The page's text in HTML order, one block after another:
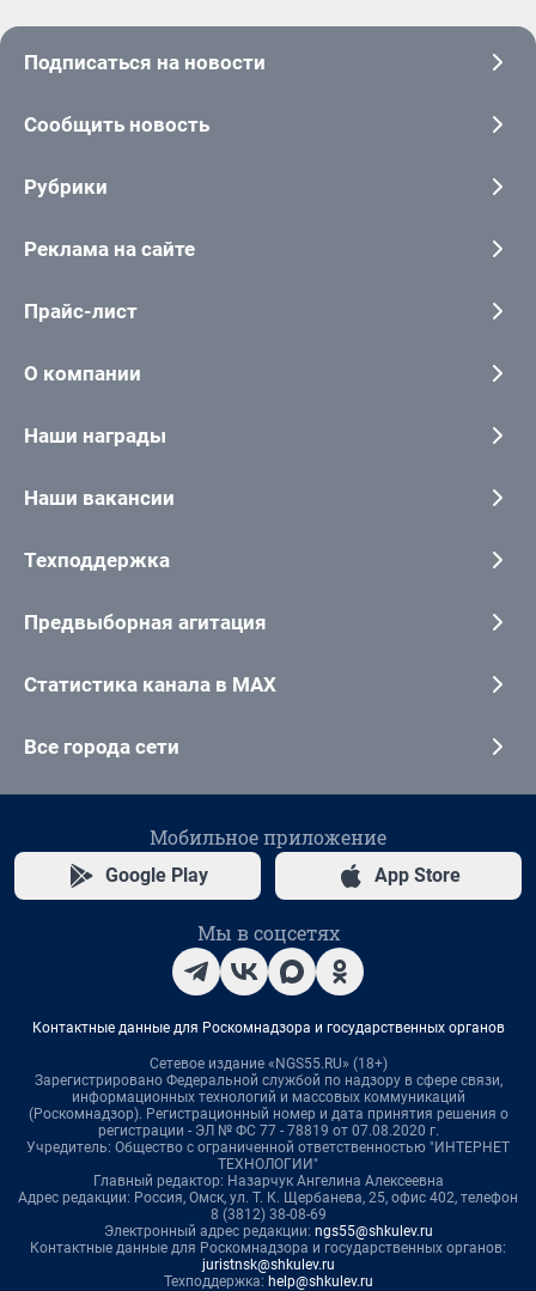
Подписаться на новости
Сообщить новость
Рубрики
Реклама на сайте
Прайс-лист
О компании
Наши награды
Наши вакансии
Техподдержка
Предвыборная агитация
Статистика канала в MAX
Все города сети
Мобильное приложение
Google Play App Store
Мы в соцсетях
Контактные данные для Роскомнадзора и государственных органов
Сетевое издание «NGS55.RU» (18+)
Зарегистрировано Федеральной службой по надзору в сфере связи,
информационных технологий и массовых коммуникаций
(Роскомнадзор). Регистрационный номер и дата принятия решения о
регистрации - ЭЛ № ФС 77 - 78819 от 07.08.2020 г.
Учредитель: Общество с ограниченной ответственностью "ИНТЕРНЕТ
ТЕХНОЛОГИИ"
Главный редактор: Назарчук Ангелина Алексеевна
Адрес редакции: Россия, Омск, ул. Т. К. Щербанева, 25, офис 402, телефон
8 (3812) 38-08-69
Электронный адрес редакции: ngs55@shkulev.ru
Контактные данные для Роскомнадзора и государственных органов:
juristnsk@shkulev.ru
Техподдержка: help@shkulev.ru